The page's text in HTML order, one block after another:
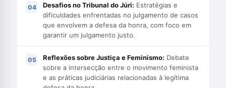
Desafios no Tribunal do Júri: Estratégias e
dificuldades enfrentadas no julgamento de casos
que envolvem a defesa da honra, com foco em
garantir um julgamento justo.
Reflexões sobre Justiça e Feminismo: Debate
sobre a intersecção entre o movimento feminista
e as práticas judiciárias relacionadas à legítima